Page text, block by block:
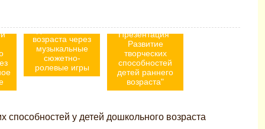
дошкольного
возраста через
музыкальные
сюжетно-
ролевые игры
Презентация"
Развитие
творческих
способностей
детей раннего
возраста"
у детей дошкольного возраста